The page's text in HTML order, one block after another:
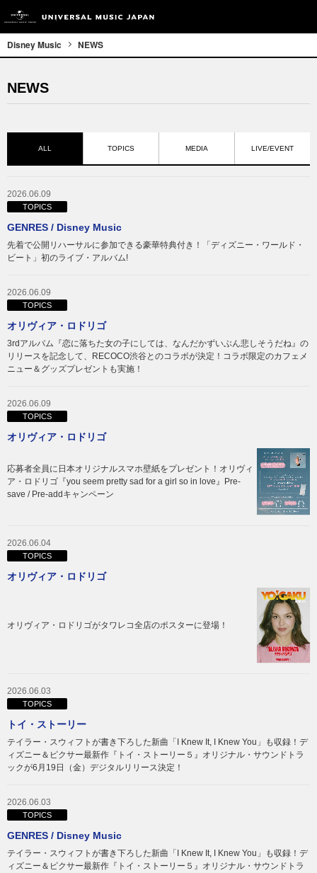
Disney Music NEWS
NEWS
ALL TOPICS MEDIA LIVE/EVENT
2026.06.09
TOPICS
GENRES / Disney Music
先着で公開リハーサルに参加できる豪華特典付き！「ディズニー・ワールド・
ビート」初のライブ・アルバム!
2026.06.09
TOPICS
オリヴィア・ロドリゴ
3rdアルバム『恋に落ちた女の子にしては、なんだかずいぶん悲しそうだね』の
リリースを記念して、RECOCO渋谷とのコラボが決定！コラボ限定のカフェメ
ニュー＆グッズプレゼントも実施！
2026.06.09
TOPICS
オリヴィア・ロドリゴ
応募者全員に日本オリジナルスマホ壁紙をプレゼント！オリヴィ
ア・ロドリゴ『you seem pretty sad for a girl so in love』Pre-
save / Pre-addキャンペーン
2026.06.04
TOPICS
オリヴィア・ロドリゴ
オリヴィア・ロドリゴがタワレコ全店のポスターに登場！
2026.06.03
TOPICS
トイ・ストーリー
テイラー・スウィフトが書き下ろした新曲「I Knew It, I Knew You」も収録！デ
ィズニー＆ピクサー最新作『トイ・ストーリー５』オリジナル・サウンドトラ
ックが6月19日（金）デジタルリリース決定！
2026.06.03
TOPICS
GENRES / Disney Music
テイラー・スウィフトが書き下ろした新曲「I Knew It, I Knew You」も収録！デ
ィズニー＆ピクサー最新作『トイ・ストーリー５』オリジナル・サウンドトラ